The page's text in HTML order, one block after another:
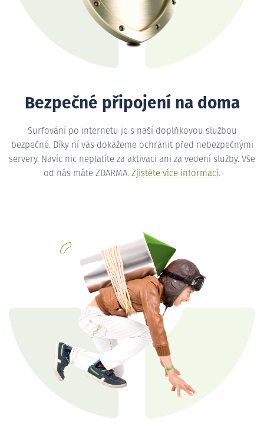
Bezpečné připojení na doma
Surfování po internetu je s naší doplňkovou službou
bezpečné. Díky ní vás dokážeme ochránit před nebezpečnými
servery. Navíc nic neplatíte za aktivaci ani za vedení služby. Vše
od nás máte ZDARMA. Zjistěte více informací.